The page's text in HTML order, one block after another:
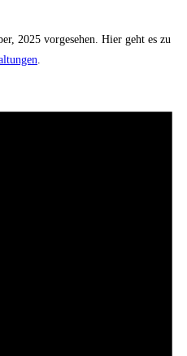
2025 vorgesehen. Hier geht es zu
.